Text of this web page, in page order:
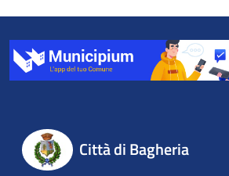
Città di Bagheria